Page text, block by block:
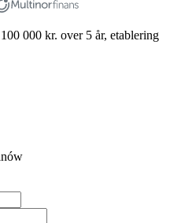
000 kr. over 5 år, etablering